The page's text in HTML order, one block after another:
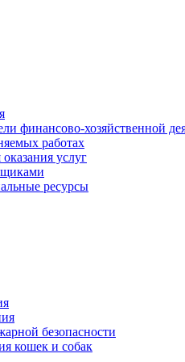
финансово-хозяйственной
работах
услуг
ресурсы
безопасности
кошек и собак